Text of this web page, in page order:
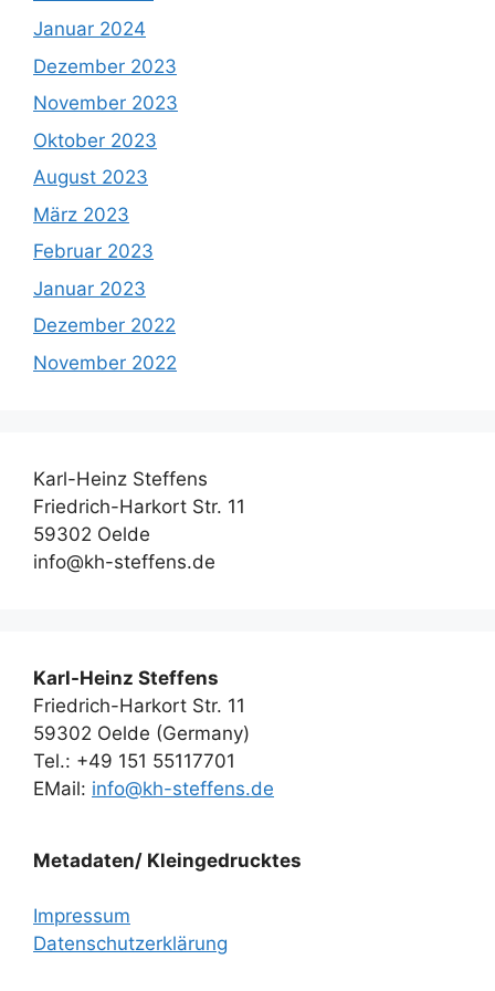
Januar 2024
Dezember 2023
November 2023
Oktober 2023
August 2023
März 2023
Februar 2023
Januar 2023
Dezember 2022
November 2022
Karl-Heinz Steffens
Friedrich-Harkort Str. 11
59302 Oelde
info@kh-steffens.de
Karl-Heinz Steffens
Friedrich-Harkort Str. 11
59302 Oelde (Germany)
Tel.: +49 151 55117701
EMail: info@kh-steffens.de
Metadaten/ Kleingedrucktes
Impressum
Datenschutzerklärung